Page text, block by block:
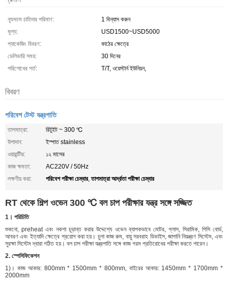
ন্যূনতম চাহিদার পরিমাণ:
1 বিন্যাস করুন
মূল্য:
USD1500~USD5000
প্যাকেজিং বিবরণ:
কাঠের ক্ষেত্রে
ডেলিভারি সময়:
30 দিনের
পরিশোধের শর্ত:
T/T, ওয়েস্টার্ন ইউনিয়ন,
বিবরণ
পরিবেশ টেস্ট যন্ত্রপাতি
তাপমাত্রা:
রিটুইট ~ 300 ℃
উপাদান:
ইস্পাত stainless
ওয়ারান্টীর:
১২ মাসের
কাজ ক্ষমতা:
AC220V / 50Hz
লক্ষণীয় করা:
পরিবেশ পরীক্ষা চেম্বার,তাপমাত্রা আর্দ্রতা পরীক্ষা চেম্বার
RT থেকে শিল্প ওভেন 300 ℃ বল চাপ পরীক্ষার যন্ত্র সঙ্গে সজ্জিত
1। পরিচিতি
শুকনো, preheat এবং নকশা চূড়ান্ত করার উদ্দেশ্যে ওভেন ব্যাপকভাবে মোটর, গ্লাস, সিরামিক, পিসি বোর্ড,
আবরণ এবং ইত্যাদি ক্ষেত্রে প্রয়োগ করা হয়। চুলা কাজ রুম, বায়ু সরবরাহ ডিভাইস, জাপানি নিয়ন্ত্রণ সিস্টেম, এবং
সুরক্ষা সিস্টেম দ্বারা গঠিত হয়। বল চাপ পরীক্ষা যন্ত্রপাতি সঙ্গে কাজ গরম প্রতিরোধের পরীক্ষা করতে পারেন।
2. স্পেসিফিকেশন
1)। কাজ আকার: 800mm * 1500mm * 800mm, বাইরের আকার: 1450mm * 1700mm *
2000mm